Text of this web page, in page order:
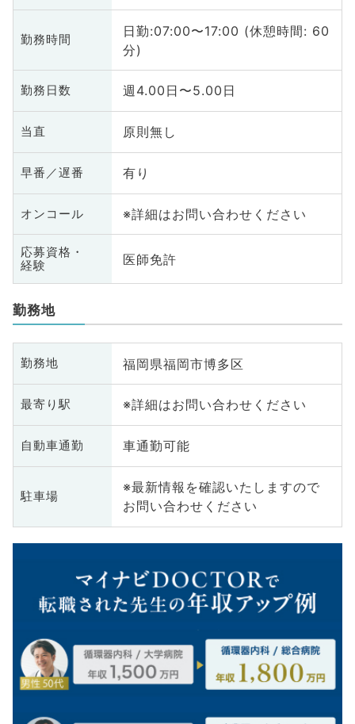
勤務時間
日勤:07:00〜17:00 (休憩時間: 60
分)
勤務日数 週4.00日〜5.00日
当直 原則無し
早番／遅番 有り
オンコール ※詳細はお問い合わせください
応募資格・
経験
医師免許
勤務地
勤務地 福岡県福岡市博多区
最寄り駅 ※詳細はお問い合わせください
自動車通勤 車通勤可能
駐車場
※最新情報を確認いたしますので
お問い合わせください